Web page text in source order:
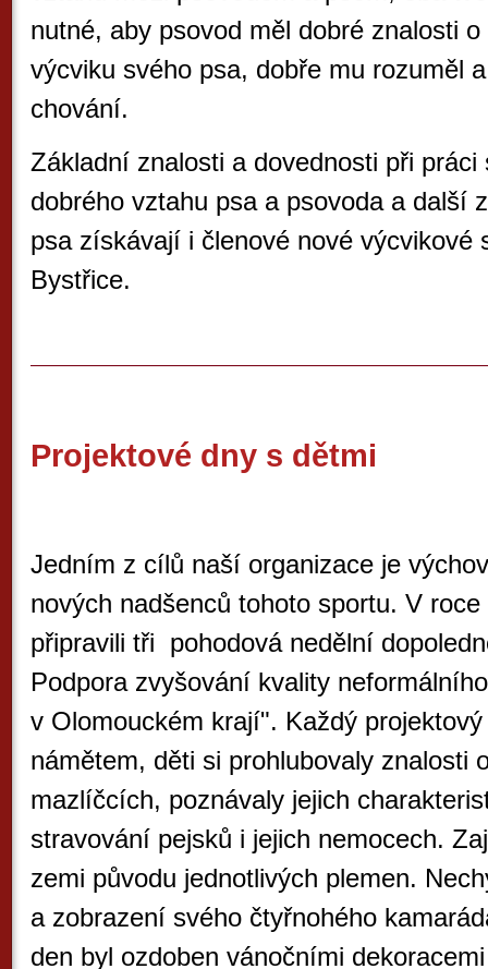
nutné, aby psovod měl dobré znalosti
výcviku svého psa, dobře mu rozuměl
chování.
Základní znalosti a dovednosti při
dobrého vztahu psa a psovoda a další
psa získávají i členové nové výcvikové
Bystřice.
Projektové dny s dětmi
Jedním z cílů naší organizace je
nových nadšenců tohoto sportu. V
připravili tři pohodová nedělní
Podpora zvyšování kvality
v Olomouckém krají". Každý
námětem, děti si prohlubovaly znalosti
mazlíčcích, poznávaly jejich
stravování pejsků i jejich nemocech.
zemi původu jednotlivých plemen.
a zobrazení svého čtyřnohého
den byl ozdoben vánočními